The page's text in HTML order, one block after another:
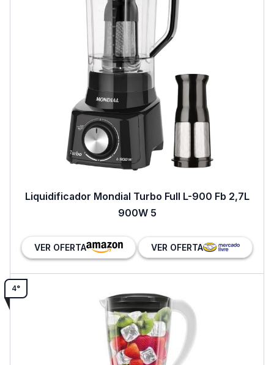
Liquidificador Mondial Turbo Full L-900 Fb 2,7L
900W 5
VER OFERTA VER OFERTA
4°